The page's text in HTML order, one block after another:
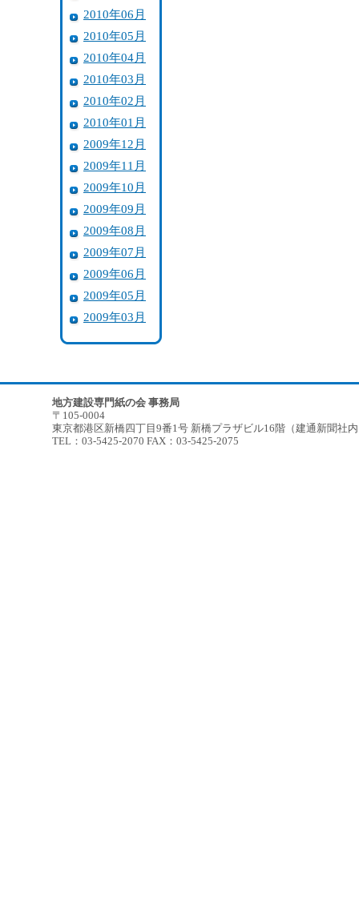
2010年06月
2010年05月
2010年04月
2010年03月
2010年02月
2010年01月
2009年12月
2009年11月
2009年10月
2009年09月
2009年08月
2009年07月
2009年06月
2009年05月
2009年03月
地方建設専門紙の会 事務局
〒105-0004
東京都港区新橋四丁目9番1号 新橋プラザビル16階（建通新聞社
TEL：03-5425-2070 FAX：03-5425-2075